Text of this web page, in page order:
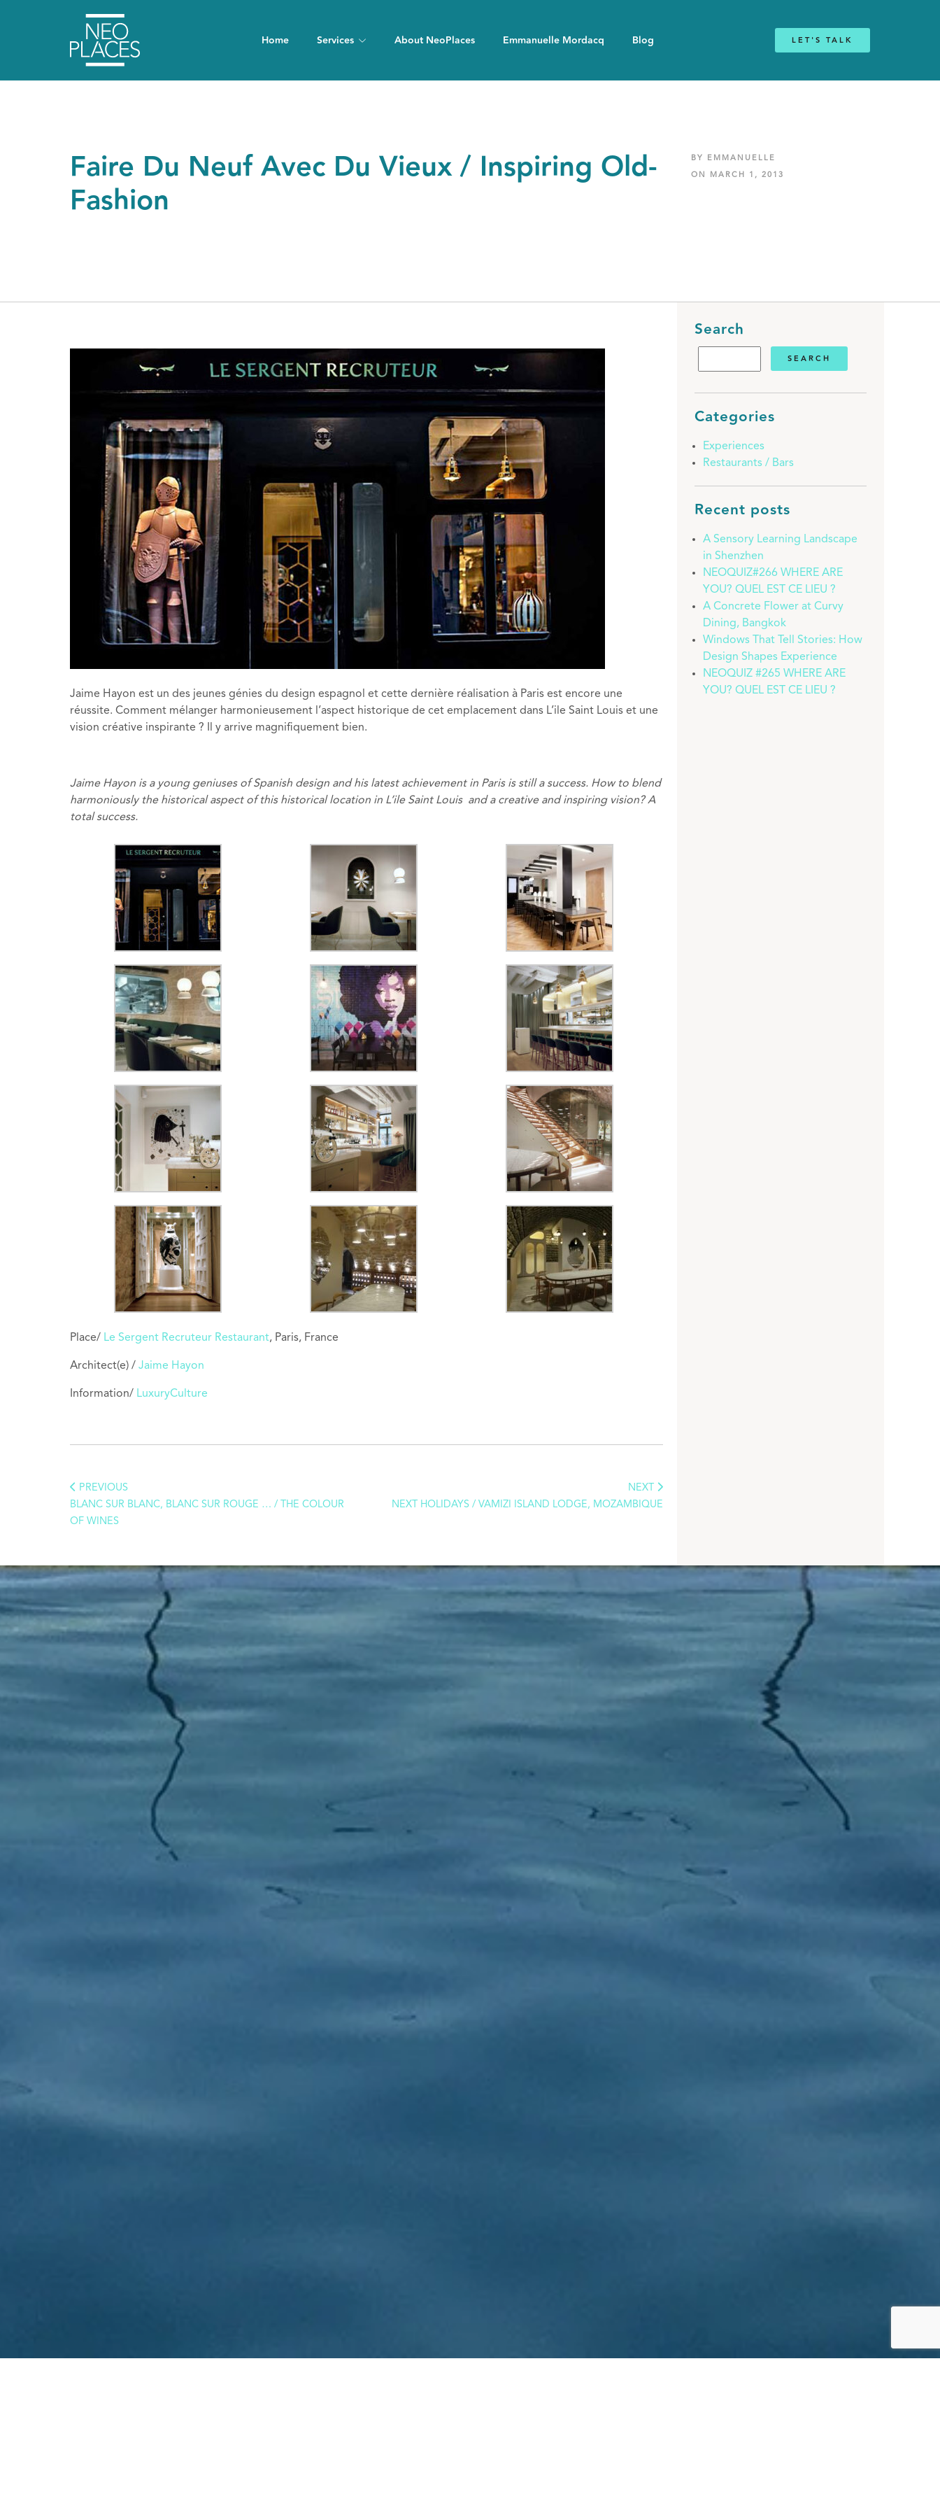
Home Services About NeoPlaces Emmanuelle Mordacq Blog LET'S TALK
Faire Du Neuf Avec Du Vieux / Inspiring Old-
Fashion
BY EMMANUELLE
ON MARCH 1, 2013
Jaime Hayon est un des jeunes génies du design espagnol et cette dernière réalisation à Paris est encore une
réussite. Comment mélanger harmonieusement l’aspect historique de cet emplacement dans L’ile Saint Louis et une
vision créative inspirante ? Il y arrive magnifiquement bien.
Jaime Hayon is a young geniuses of Spanish design and his latest achievement in Paris is still a success. How to blend
harmoniously the historical aspect of this historical location in L’ile Saint Louis and a creative and inspiring vision? A
total success.
Place/ Le Sergent Recruteur Restaurant, Paris, France
Architect(e) / Jaime Hayon
Information/ LuxuryCulture
PREVIOUS
BLANC SUR BLANC, BLANC SUR ROUGE … / THE COLOUR
OF WINES
NEXT
NEXT HOLIDAYS / VAMIZI ISLAND LODGE, MOZAMBIQUE
Search
Categories
Experiences
Restaurants / Bars
Recent posts
A Sensory Learning Landscape
in Shenzhen
NEOQUIZ#266 WHERE ARE
YOU? QUEL EST CE LIEU ?
A Concrete Flower at Curvy
Dining, Bangkok
Windows That Tell Stories: How
Design Shapes Experience
NEOQUIZ #265 WHERE ARE
YOU? QUEL EST CE LIEU ?